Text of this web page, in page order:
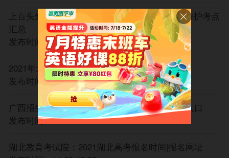
(四)2020年普通高等学校招生高水平艺术团统一测
试、美术类专业统一考试、外语口试、体育专业考试报
名同期进行，各项测试的时间安排见附件2，符合条件拟
报名参加相关测试的考生须选报相关项目并缴费。
(五)拟参加高水平运动队招生统一测试的考生须在
报名资格现场确认的同时向报名单位提出申请，并提交
相关证明材料。经审核通过的考生须按时领取准考证参
加测试(见附件2)，测试费(100元/项)在参加测试时交
付。
码，此密码将作为网上填报个人信息、网上填报志愿的
上百头鲸鱼在斯里兰卡搁浅 高考生物生态环境保护考点
汇总
发布时间：11.04 10:40
2021年北京高考报名将于今日结束
发布时间：11.04 10:32
广西招生考试院：2021广西高考报名时间|报名入口
发布时间：11.03 17:50
湖北教育考试院：2021湖北高考报名时间|报名网址